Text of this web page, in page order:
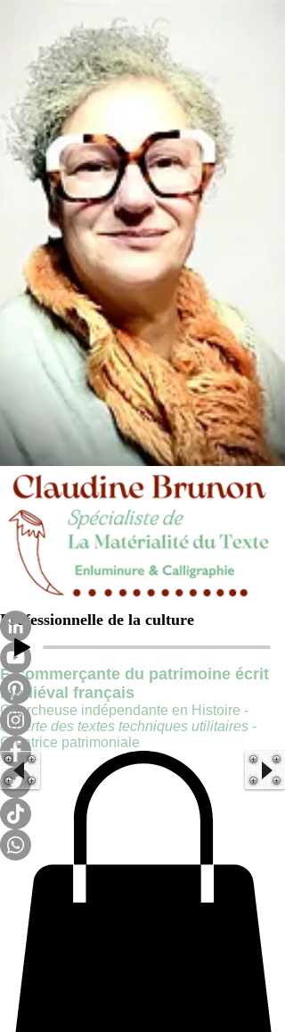
Professionnelle de la culture
E-commerçante du patrimoine écrit
médiéval français
Chercheuse indépendante en Histoire -
experte des textes techniques utilitaires -
Créatrice patrimoniale